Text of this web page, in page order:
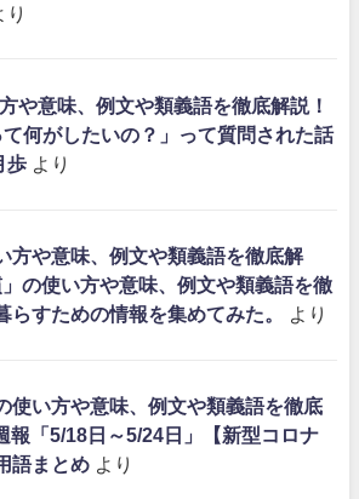
り
や意味、例文や類義語を徹底解説！
て何がしたいの？」って質問された話
歩 より
方や意味、例文や類義語を徹底解
」の使い方や意味、例文や類義語を徹
すための情報を集めてみた。
より
使い方や意味、例文や類義語を徹底
報「5/18日～5/24日」【新型コロナ
語まとめ より